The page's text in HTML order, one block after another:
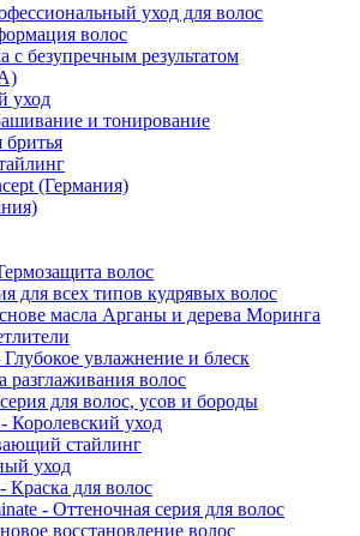
уход для волос
волос
с безупречным результатом
уход
и тонирование
бритья
(Германия)
волос
для всех типов кудрявых волос
масла Арганы и дерева Моринга
увлажнение и блеск
волос
для волос, усов и бороды
Королевский уход
стайлинг
уход
для волос
- Оттеночная серия для волос
восстановление волос